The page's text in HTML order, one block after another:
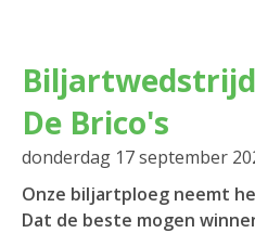
Biljartwedstrijd Oversnes -
De Brico's
donderdag 17 september
Onze biljartploeg neemt
Dat de beste mogen